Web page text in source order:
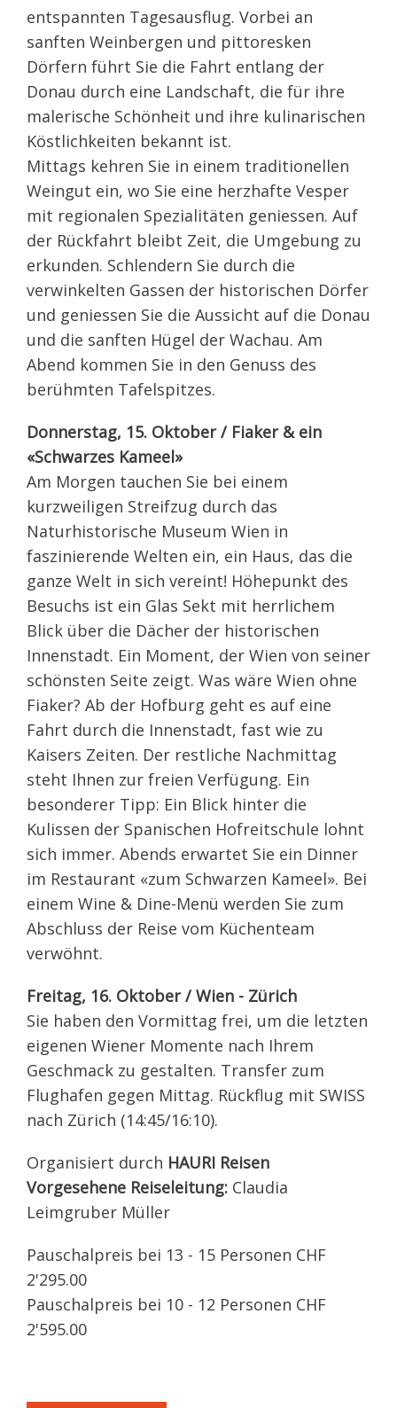
entspannten Tagesausflug. Vorbei an
sanften Weinbergen und pittoresken
Dörfern führt Sie die Fahrt entlang der
Donau durch eine Landschaft, die für ihre
malerische Schönheit und ihre kulinarischen
Köstlichkeiten bekannt ist.
Mittags kehren Sie in einem traditionellen
Weingut ein, wo Sie eine herzhafte Vesper
mit regionalen Spezialitäten geniessen. Auf
der Rückfahrt bleibt Zeit, die Umgebung zu
erkunden. Schlendern Sie durch die
verwinkelten Gassen der historischen Dörfer
und geniessen Sie die Aussicht auf die Donau
und die sanften Hügel der Wachau. Am
Abend kommen Sie in den Genuss des
berühmten Tafelspitzes.
Donnerstag, 15. Oktober / Fiaker & ein
«Schwarzes Kameel»
Am Morgen tauchen Sie bei einem
kurzweiligen Streifzug durch das
Naturhistorische Museum Wien in
faszinierende Welten ein, ein Haus, das die
ganze Welt in sich vereint! Höhepunkt des
Besuchs ist ein Glas Sekt mit herrlichem
Blick über die Dächer der historischen
Innenstadt. Ein Moment, der Wien von seiner
schönsten Seite zeigt. Was wäre Wien ohne
Fiaker? Ab der Hofburg geht es auf eine
Fahrt durch die Innenstadt, fast wie zu
Kaisers Zeiten. Der restliche Nachmittag
steht Ihnen zur freien Verfügung. Ein
besonderer Tipp: Ein Blick hinter die
Kulissen der Spanischen Hofreitschule lohnt
sich immer. Abends erwartet Sie ein Dinner
im Restaurant «zum Schwarzen Kameel». Bei
einem Wine & Dine-Menü werden Sie zum
Abschluss der Reise vom Küchenteam
verwöhnt.
Freitag, 16. Oktober / Wien - Zürich
Sie haben den Vormittag frei, um die letzten
eigenen Wiener Momente nach Ihrem
Geschmack zu gestalten. Transfer zum
Flughafen gegen Mittag. Rückflug mit SWISS
nach Zürich (14:45/16:10).
Organisiert durch HAURI Reisen
Vorgesehene Reiseleitung: Claudia
Leimgruber Müller
Pauschalpreis bei 13 - 15 Personen CHF
2'295.00
Pauschalpreis bei 10 - 12 Personen CHF
2'595.00